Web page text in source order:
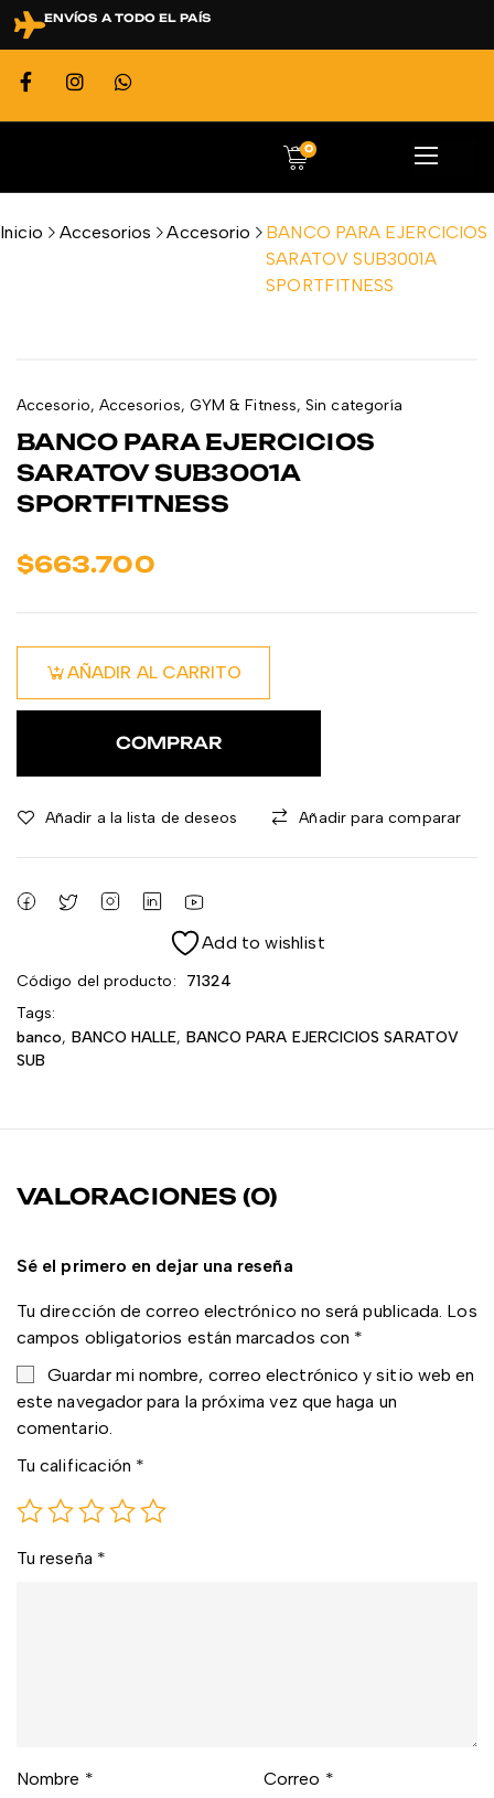
ENVÍOS A TODO EL PAÍS
0
Inicio Accesorios Accesorio
BANCO PARA EJERCICIOS
SARATOV SUB3001A
SPORTFITNESS
Accesorio, Accesorios, GYM & Fitness,Sin categoría
BANCO PARA EJERCICIOS
SARATOV SUB3001A
SPORTFITNESS
$663.700
AÑADIR AL CARRITO
COMPRAR
Añadir a la lista de deseos Añadir para comparar
Add to wishlist
Código del producto:
71324
Tags:
banco, BANCO HALLE, BANCO PARA EJERCICIOS SARATOV
SUB
VALORACIONES (0)
Sé el primero en dejar una reseña
Tu dirección de correo electrónico no será publicada. Los
campos obligatorios están marcados con *
Guardar mi nombre, correo electrónico y sitio web en
este navegador para la próxima vez que haga un
comentario.
Tu calificación *
Tu reseña *
Nombre * Correo *